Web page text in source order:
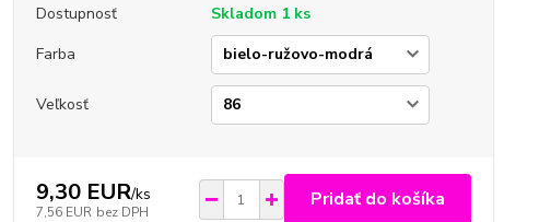
Dostupnosť
Skladom 1 ks
Farba
Veľkosť
9,30 EUR/ks
7,56 EUR bez DPH
Pridať do košíka